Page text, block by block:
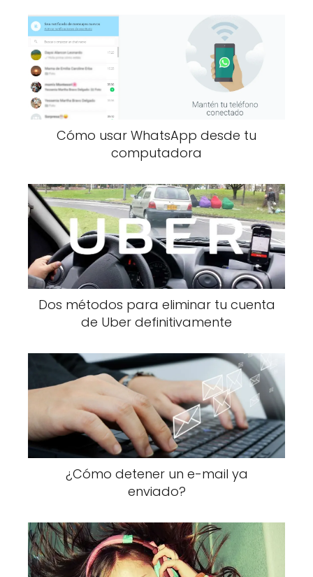
Cómo usar WhatsApp desde tu
computadora
Dos métodos para eliminar tu cuenta
de Uber definitivamente
¿Cómo detener un e-mail ya
enviado?